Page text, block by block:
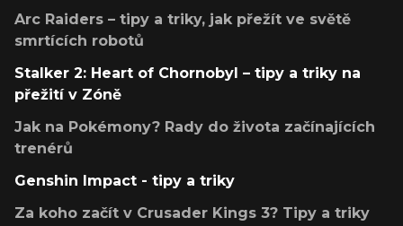
Arc Raiders – tipy a triky, jak přežít ve světě
smrtících robotů
Stalker 2: Heart of Chornobyl – tipy a triky na
přežití v Zóně
Jak na Pokémony? Rady do života začínajících
trenérů
Genshin Impact - tipy a triky
Za koho začít v Crusader Kings 3? Tipy a triky